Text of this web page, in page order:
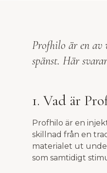
Profhilo är en av
spänst. Här
1. Vad är
Profhilo är en
skillnad från en
materialet ut
som samtidigt